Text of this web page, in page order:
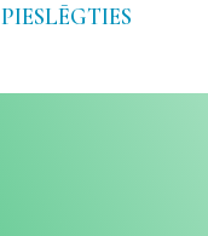
PIESLĒGTIES